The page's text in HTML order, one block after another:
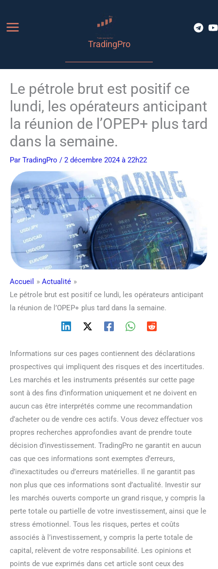
contenu
TradingPro
Le pétrole brut est positif ce
lundi, les opérateurs anticipant
la réunion de l’OPEP+ plus tard
dans la semaine.
Par TradingPro / 2 décembre 2024 à 22h22
Accueil
Actualité
Le pétrole brut est positif ce lundi, les opérateurs anticipant
la réunion de l’OPEP+ plus tard dans la semaine.
Informations sur ces pages contiennent des déclarations
prospectives qui impliquent des risques et des incertitudes.
Les marchés et les instruments présentés sur cette page
sont à des fins d’information uniquement et ne doivent en
aucun cas être interprétés comme une recommandation
d’acheter ou de vendre ces actifs. Vous devez effectuer vos
propres recherches approfondies avant de prendre toute
décision d’investissement. TradingPro ne garantit en aucun
cas que ces informations sont exemptes d’erreurs,
d’inexactitudes ou d’erreurs matérielles. Il ne garantit pas
non plus que ces informations sont d’actualité. Investir sur
les marchés ouverts comporte un grand risque, y compris la
perte totale ou partielle de votre investissement, ainsi que le
stress émotionnel. Tous les risques, pertes et coûts
associés à l’investissement, y compris la perte totale de
capital, relèvent de votre responsabilité. Les opinions et
points de vue exprimés dans cet article sont ceux des